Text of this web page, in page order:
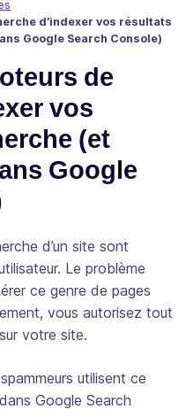
d’indexer vos résultats
Google Search Console)
de
vos
(et
Google
d’un site sont
Le problème
ce genre de pages
vous autorisez tout
votre site.
utilisent ce
Google Search